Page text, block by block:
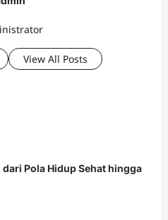
View All Posts
Pola Hidup Sehat hingga